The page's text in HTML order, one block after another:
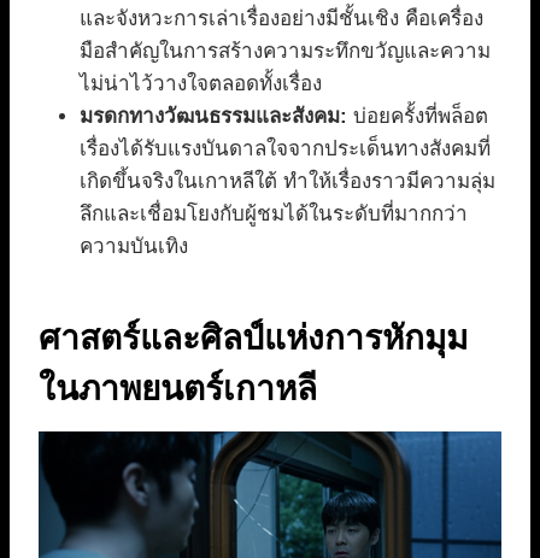
และจังหวะการเล่าเรื่องอย่างมีชั้นเชิง คือเครื่อง
มือสำคัญในการสร้างความระทึกขวัญและความ
ไม่น่าไว้วางใจตลอดทั้งเรื่อง
มรดกทางวัฒนธรรมและสังคม: บ่อยครั้งที่พล็อต
เรื่องได้รับแรงบันดาลใจจากประเด็นทางสังคมที่
เกิดขึ้นจริงในเกาหลีใต้ ทำให้เรื่องราวมีความลุ่ม
ลึกและเชื่อมโยงกับผู้ชมได้ในระดับที่มากกว่า
ความบันเทิง
ศาสตร์และศิลป์แห่งการหักมุม
ในภาพยนตร์เกาหลี